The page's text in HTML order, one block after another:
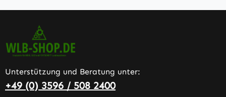
Unterstützung und Beratung unter:
+49 (0) 3596 / 508 2400